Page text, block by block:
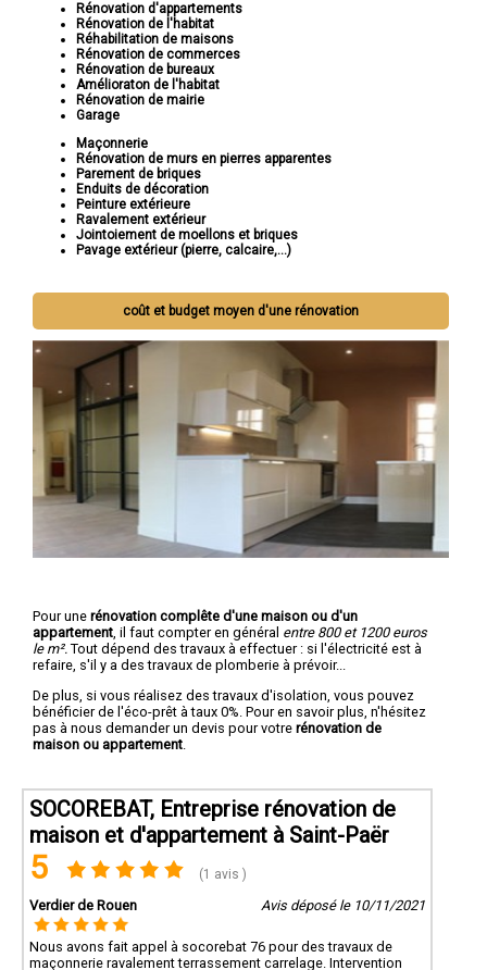
Rénovation d'appartements
Rénovation de l'habitat
Réhabilitation de maisons
Rénovation de commerces
Rénovation de bureaux
Amélioraton de l'habitat
Rénovation de mairie
Garage
Maçonnerie
Rénovation de murs en pierres apparentes
Parement de briques
Enduits de décoration
Peinture extérieure
Ravalement extérieur
Jointoiement de moellons et briques
Pavage extérieur (pierre, calcaire,...)
coût et budget moyen d'une rénovation
Pour une rénovation complête d'une maison ou d'un
appartement , il faut compter en général entre 800 et 1200 euros
le m². Tout dépend des travaux à effectuer : si l'électricité est à
refaire, s'il y a des travaux de plomberie à prévoir...
De plus, si vous réalisez des travaux d'isolation, vous pouvez
bénéficier de l'éco-prêt à taux 0%. Pour en savoir plus, n'hésitez
pas à nous demander un devis pour votre rénovation de
maison ou appartement
SOCOREBAT, Entreprise rénovation de
maison et d'appartement à Saint-Paër
5 (1 avis )
Verdier de Rouen Avis déposé le 10/11/2021
Nous avons fait appel à socorebat 76 pour des travaux de
maçonnerie ravalement terrassement carrelage. Intervention